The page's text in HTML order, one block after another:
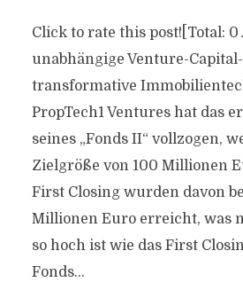
Click to rate this post![Total: 0
unabhängige Venture-
transformative
PropTech1 Ventures hat das
seines „Fonds II“ vollzogen,
Zielgröße von 100 Millionen
First Closing wurden davon
Millionen Euro erreicht, was
so hoch ist wie das First
Fonds...